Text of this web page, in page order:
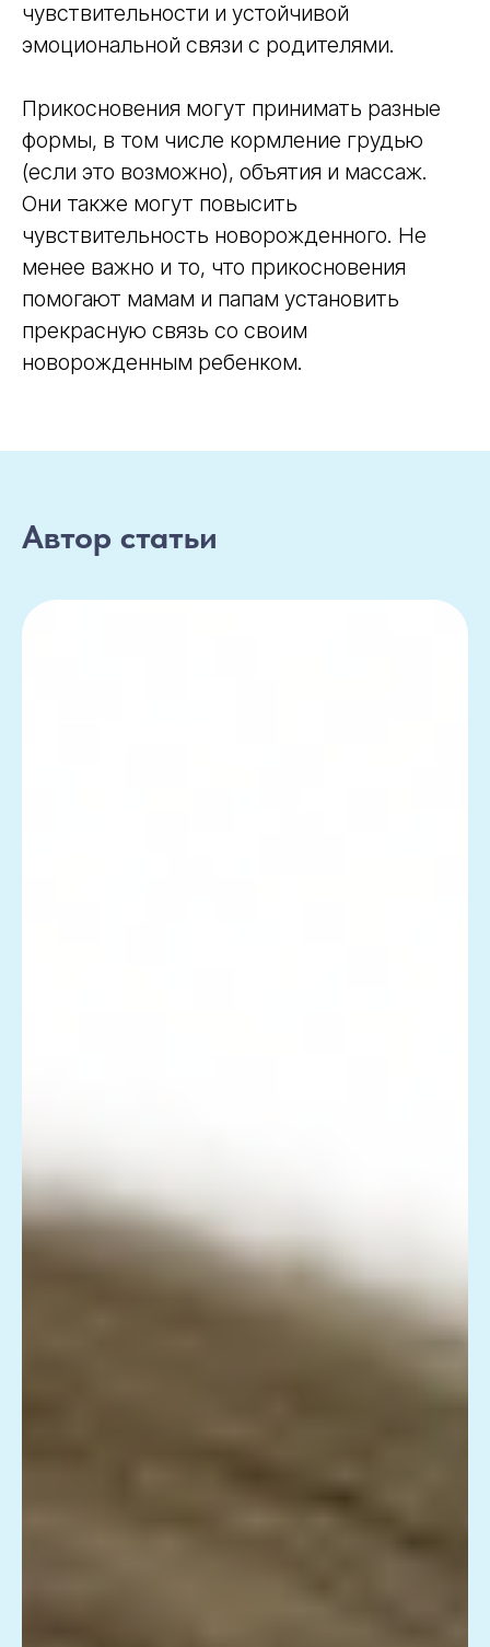
чувствительности и устойчивой
эмоциональной связи с родителями.
Прикосновения могут принимать разные
формы, в том числе кормление грудью
(если это возможно), объятия и массаж.
Они также могут повысить
чувствительность новорожденного. Не
менее важно и то, что прикосновения
помогают мамам и папам установить
прекрасную связь со своим
новорожденным ребенком.
Автор статьи